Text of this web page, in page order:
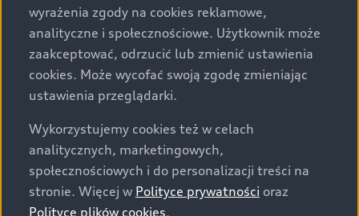
Zużycie paliwa i emisji CO 2zostało określone zgodnie z
procedurą WLTP.
Od 1 września 2018 r. wszystkie nowe pojazdy wprowadzane
do obrotu w Unii Europejskiej muszą być badane i
homologowane zgodnie z procedurą WLTP określoną w
Prezentowane dane dotyczące wartości zużycia paliwa i emisji
są danymi zgodnymi ze świadectwem homologacji typu
wyznaczonymi zgodnie z procedurą WLTP.
Montaż akcesoriów w pojeździe może mieć wpływ na poziom
zużycia paliwa i emisji CO oraz może nastąpić najwcześniej po
wyrażenia zgody na cookies reklamowe,
analityczne i społecznościowe. Użytkownik może
zaakceptować, odrzucić lub zmienić ustawienia
cookies. Może wycofać swoją zgodę zmieniając
ustawienia przeglądarki.
Wykorzystujemy cookies też w celach
analitycznych, marketingowych,
społecznościowych i do personalizacji treści na
stronie. Więcej w Polityce prywatności oraz
Polityce plików cookies.